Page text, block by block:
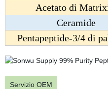
Acetato di
Ceramide
Pentapeptide-3/4 di
Servizio OEM